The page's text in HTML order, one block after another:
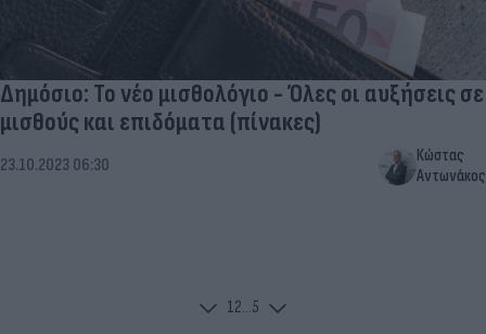
Δημόσιο: Το νέο μισθολόγιο - Όλες οι αυξήσεις σε
μισθούς και επιδόματα (πίνακες)
23.10.2023 06:30
Κώστας
Αντωνάκος
12...5